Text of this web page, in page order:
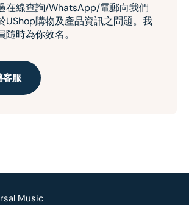
在線查詢/WhatsApp/電郵向我們
UShop購物及產品資訊之問題。我
時為你效名。
客服